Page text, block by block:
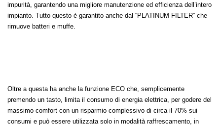
impurità, garantendo una migliore manutenzione ed efficienza dell’intero
impianto. Tutto questo è garantito anche dal “PLATINUM FILTER” che
rimuove batteri e muffe.
Oltre a questa ha anche la funzione ECO che, semplicemente
premendo un tasto, limita il consumo di energia elettrica, per godere del
massimo comfort con un risparmio complessivo di circa il 70% sui
consumi e può essere utilizzata solo in modalità raffrescamento, in